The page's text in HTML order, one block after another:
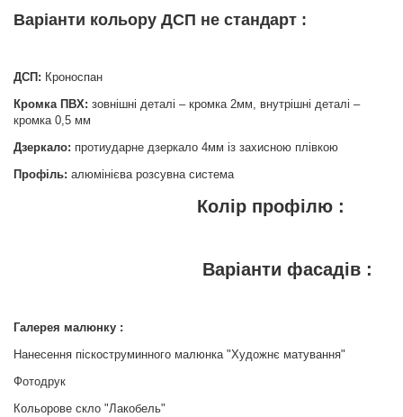
Варіанти кольору ДСП не стандарт :
ДСП: Кроноспан
Кромка ПВХ: зовнішні деталі – кромка 2мм, внутрішні деталі –
кромка 0,5 мм
Дзеркало: протиударне дзеркало 4мм із захисною плівкою
Профіль: алюмінієва розсувна система
Колір профілю :
Варіанти фасадів :
Галерея малюнку :
Нанесення піскоструминного малюнка "Художнє матування"
Фотодрук
Кольорове скло "Лакобель"